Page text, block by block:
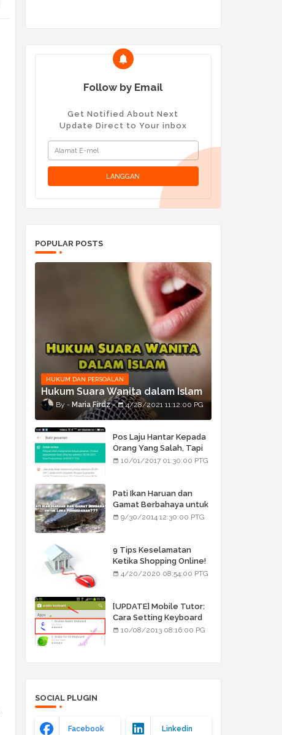
Follow by Email
Get Notified About Next
Update Direct to Your inbox
POPULAR POSTS
HUKUM DAN PERSOALAN
Hukum Suara Wanita dalam Islam
Maria Firdz 4/28/2021 11:12:00 PG
Pos Laju Hantar Kepada
Orang Yang Salah, Tapi
Orang Tu Pula Terima
10/01/2017 01:30:00 PTG
Pati Ikan Haruan dan
Gamat Berbahaya untuk
Luka Pembedahan???
9/30/2014 12:30:00 PTG
9 Tips Keselamatan
Ketika Shopping Online!
4/20/2020 08:54:00 PTG
[UPDATE] Mobile Tutor:
Cara Setting Keyboard
Arab/Jawi
10/08/2013 08:16:00 PG
SOCIAL PLUGIN
Facebook Linkedin